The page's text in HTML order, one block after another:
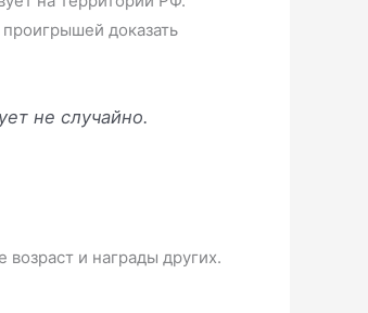
доказать
не случайно.
и награды других.